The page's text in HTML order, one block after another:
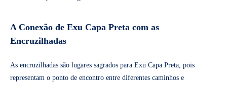
A Conexão de Exu Capa Preta com as
Encruzilhadas
As encruzilhadas são lugares sagrados para Exu Capa Preta, pois
representam o ponto de encontro entre diferentes caminhos e